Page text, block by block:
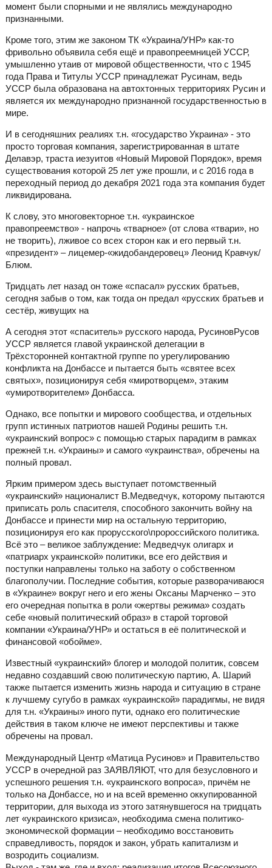
момент были спорными и не являлись международно
признанными.
Кроме того, этим же законом ТК «Украина/УНР» как-то
фривольно объявила себя ещё и правопреемницей УССР,
умышленно утаив от мировой общественности, что с 1945
года Права и Титулы УССР принадлежат Русинам, ведь
УССР была образована на автохтонных территориях Русин и
является их международно признанной государственностью в
мире.
И в сегодняшних реалиях т.н. «государство Украина» - это
просто торговая компания, зарегистрированная в штате
Делавэр, траста иезуитов «Новый Мировой Порядок», время
существования которой 25 лет уже прошли, и с 2016 года в
переходный период до декабря 2021 года эта компания будет
ликвидирована.
К слову, это многовекторное т.н. «украинское
правопреемство» - напрочь «тварное» (от слова «твари», но
не творить), лживое со всех сторон как и его первый т.н.
«президент» – лицемер-«жидобандеровец» Леонид Кравчук/
Блюм.
Тридцать лет назад он тоже «спасал» русских братьев,
сегодня забыв о том, как тогда он предал «русских братьев и
сестёр, живущих на
А сегодня этот «спаситель» русского народа, РусиновРусов
УССР является главой украинской делегации в
Трёхсторонней контактной группе по урегулированию
конфликта на Донбассе и пытается быть «святее всех
святых», позиционируя себя «миротворцем», этаким
«умиротворителем» Донбасса.
Однако, все попытки и мирового сообщества, и отдельных
групп истинных патриотов нашей Родины решить т.н.
«украинский вопрос» с помощью старых парадигм в рамках
прежней т.н. «Украины» и самого «украинства», обречены на
полный провал.
Ярким примером здесь выступает потомственный
«украинский» националист В.Медведчук, которому пытаются
приписать роль спасителя, способного закончить войну на
Донбассе и принести мир на остальную территорию,
позиционируя его как прорусского\пророссийского политика.
Всё это – великое заблуждение: Медведчук олигарх и
«патриарх украинской» политики, все его действия и
поступки направлены только на заботу о собственном
благополучии. Последние события, которые разворачиваюся
в «Украине» вокруг него и его жены Оксаны Марченко – это
его очередная попытка в роли «жертвы режима» создать
себе «новый политический образ» в старой торговой
компании «Украина/УНР» и остаться в её политической и
финансовой «обойме».
Известный «украинский» блогер и молодой политик, совсем
недавно создавший свою политическую партию, А. Шарий
также пытается изменить жизнь народа и ситуацию в стране
к лучшему сугубо в рамках «украинской» парадигмы, не видя
для т.н. «Украины» иного пути, однако его политические
действия в таком ключе не имеют перспективы и также
обречены на провал.
Международный Центр «Матица Русинов» и Правительство
УССР в очередной раз ЗАЯВЛЯЮТ, что для безусловного и
успешного решения т.н. «украинского вопроса», причём не
только на Донбассе, но и на всей временно оккупированной
территории, для выхода из этого затянувшегося на тридцать
лет «украинского кризиса», необходима смена политико-
экономической формации – необходимо восстановить
справедливость, порядок и закон, убрать капитализм и
возродить социализм.